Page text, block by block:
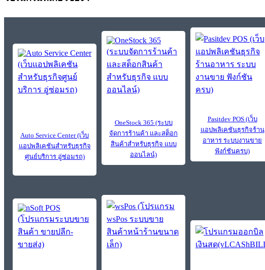
Auto Service Center (เว็บ
แอปพลิเคชันสำหรับธุรกิจ
ศูนย์บริการ อู่ซ่อมรถ)
OneStock 365 (ระบบ
จัดการร้านค้า และสต็อก
สินค้าสำหรับธุรกิจ แบบ
ออนไลน์)
Pasitdev POS (เว็บ
แอปพลิเคชันธุรกิจร้าน
อาหาร ระบบงานขาย
ฟังก์ชันครบ)